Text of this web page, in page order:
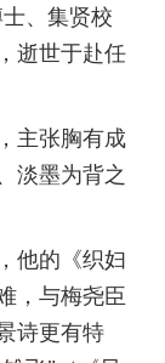
、集贤校
逝世于赴任
主张胸有成
淡墨为背之
他的《织妇
，与梅尧臣
诗更有特